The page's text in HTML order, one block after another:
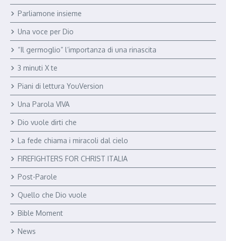
Parliamone insieme
Una voce per Dio
“Il germoglio” l’importanza di una rinascita
3 minuti X te
Piani di lettura YouVersion
Una Parola VIVA
Dio vuole dirti che
La fede chiama i miracoli dal cielo
FIREFIGHTERS FOR CHRIST ITALIA
Post-Parole
Quello che Dio vuole
Bible Moment
News